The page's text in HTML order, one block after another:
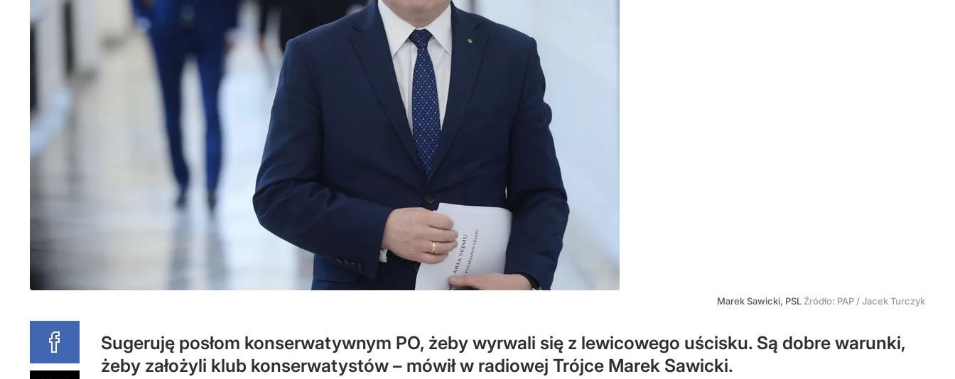
Marek Sawicki, PSL Źródło: PAP /Jacek Turczyk
Sugeruję posłom konserwatywnym PO, żeby wyrwali się z lewicowego uścisku. Są dobre warunki,
żeby założyli klub konserwatystów – mówił w radiowej Trójce Marek Sawicki.